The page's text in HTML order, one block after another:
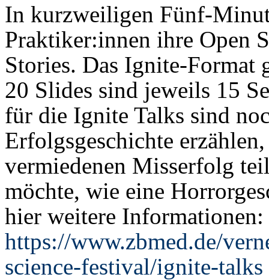
In kurzweiligen Fünf-
Praktiker:innen ihre Open
Stories. Das Ignite-Format
20 Slides sind jeweils 15
für die Ignite Talks sind
Erfolgsgeschichte
vermiedenen Misserfolg
möchte, wie eine
hier weitere Informationen:
https://www.zbmed.de/
science-festival/ignite-talks